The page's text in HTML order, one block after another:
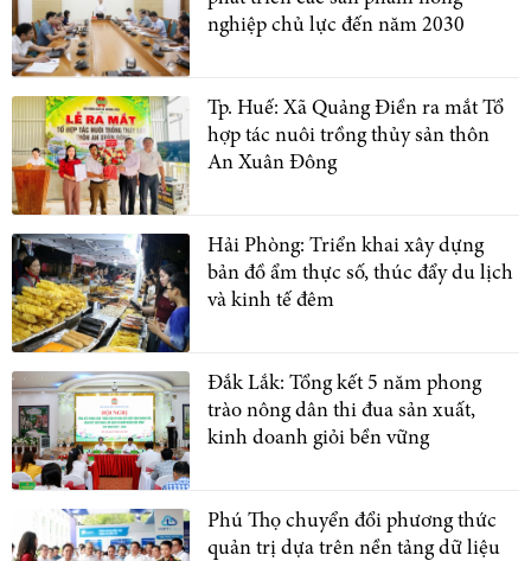
nghiệp chủ lực đến năm 2030
Tp. Huế: Xã Quảng Điền ra mắt Tổ
hợp tác nuôi trồng thủy sản thôn
An Xuân Đông
Hải Phòng: Triển khai xây dựng
bản đồ ẩm thực số, thúc đẩy du lịch
và kinh tế đêm
Đắk Lắk: Tổng kết 5 năm phong
trào nông dân thi đua sản xuất,
kinh doanh giỏi bền vững
Phú Thọ chuyển đổi phương thức
quản trị dựa trên nền tảng dữ liệu